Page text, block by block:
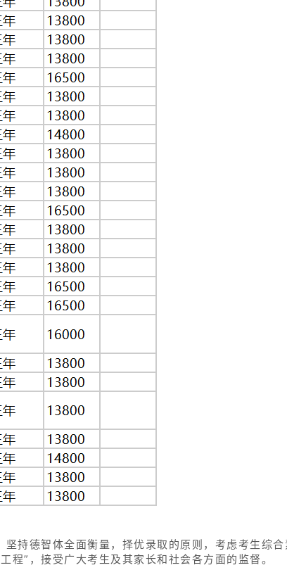
持德智体全面衡量，择优录取的原则，考虑考生综合
”，接受广大考生及其家长和社会各方面的监督。